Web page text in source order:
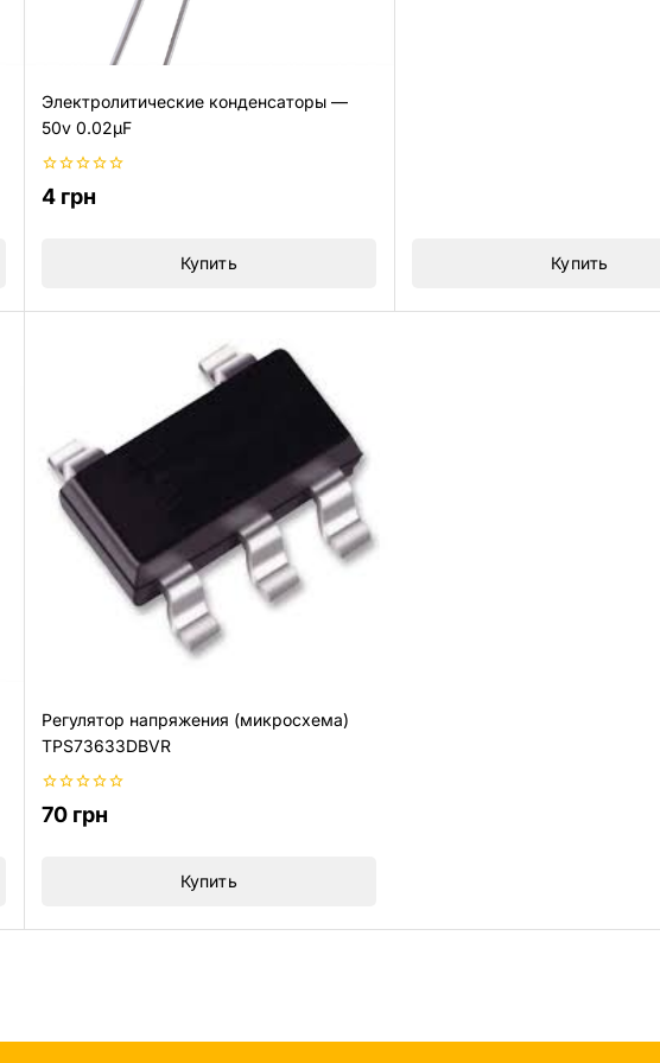
Электролитические конденсаторы —
50v 0.02µF
0
из
4 грн
Купить Купить
Регулятор напряжения (микросхема)
TPS73633DBVR
0
из
70 грн
Купить